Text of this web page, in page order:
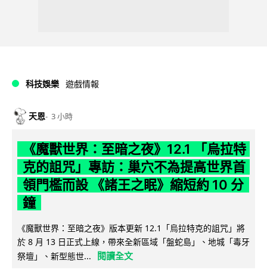
科技娛樂 遊戲情報
天恩 3 小時
《魔獸世界：至暗之夜》12.1 「烏拉特
克的詛咒」專訪：巢穴不為提高世界首
領門檻而設 《諸王之眠》縮短約 10 分
鐘
《魔獸世界：至暗之夜》版本更新 12.1「烏拉特克的詛咒」將
於 8 月 13 日正式上線，帶來全新區域「盤蛇島」、地城「毒牙
祭壇」、新型態世...
閱讀全文